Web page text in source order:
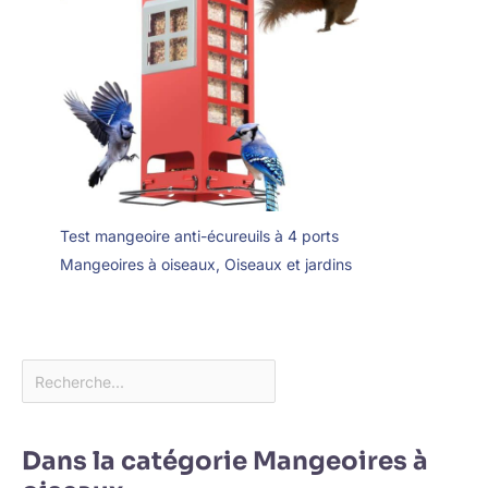
toujours à la recherche
d'un cadeau
d'anniversaire pour votre
père ou votre maman ?
Cette mangeoire est
parfaite pour attirer une
variété d'espèces et
constitue un excellent
cadeau pour les
amateurs d'oiseaux de
Test mangeoire anti-écureuils à 4 ports
Mangeoires à oiseaux, Oiseaux et jardins
Dans la catégorie Mangeoires à